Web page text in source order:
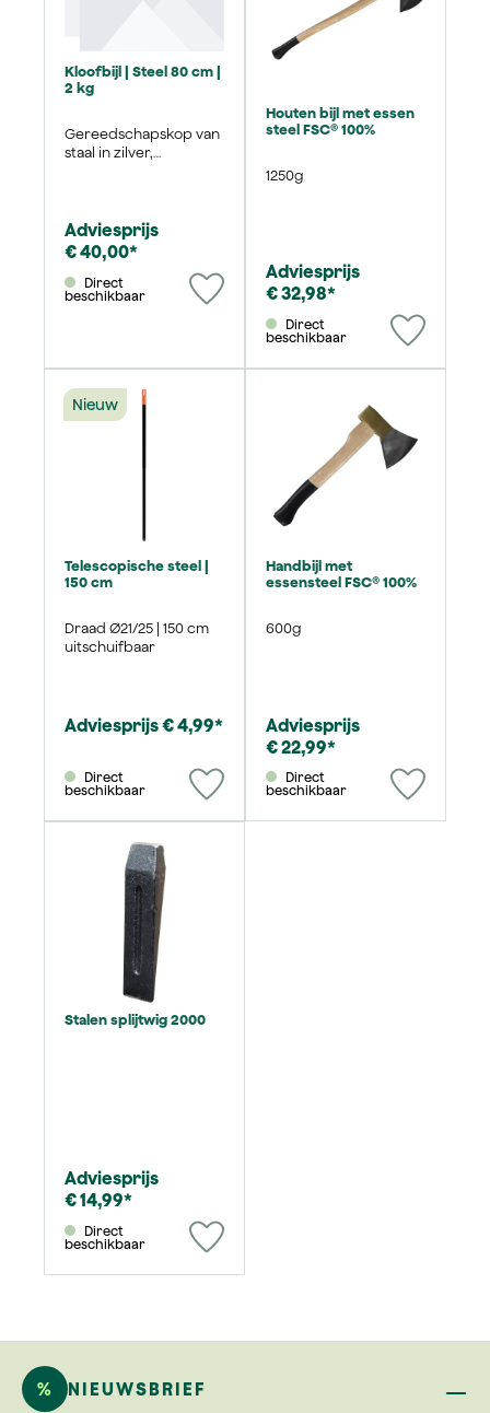
Kloofbijl | Steel 80 cm |
2 kg
Gereedschapskop van
staal in zilver,
Adviesprijs
€ 40,00*
beschikbaar
Houten bijl met essen
steel FSC® 100%
1250g
Adviesprijs
€ 32,98*
beschikbaar
Nieuw
Telescopische steel |
150 cm
Draad Ø21/25 | 150 cm
uitschuifbaar
Adviesprijs € 4,99*
beschikbaar
Handbijl met
essensteel FSC® 100%
600g
Adviesprijs
€ 22,99*
beschikbaar
Stalen splijtwig 2000
Adviesprijs
€ 14,99*
beschikbaar
% NIEUWSBRIEF